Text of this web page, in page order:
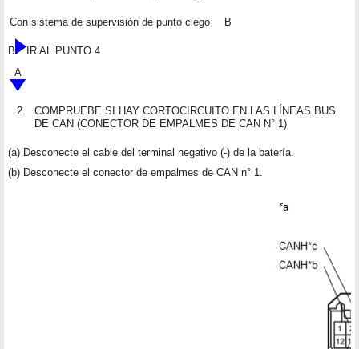
Con sistema de supervisión de punto ciego B
B
IR AL PUNTO 4
A
2.
COMPRUEBE SI HAY CORTOCIRCUITO EN LAS LÍNEAS BUS
DE CAN (CONECTOR DE EMPALMES DE CAN N° 1)
(a) Desconecte el cable del terminal negativo (-) de la batería.
(b) Desconecte el conector de empalmes de CAN n° 1.